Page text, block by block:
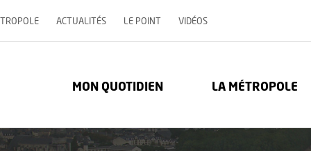
ACTUALITÉS LE POINT VIDÉOS, OUVRE UNE NOUVELLE
Métropole - Communauté urbaine : Retour à l'accueil
MON QUOTIDIEN LA MÉTROPOLE